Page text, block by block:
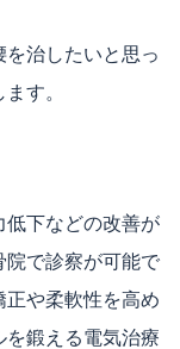
治したいと思っ
す。
低下などの改善が
院で診察が可能で
や柔軟性を高め
を鍛える電気治療